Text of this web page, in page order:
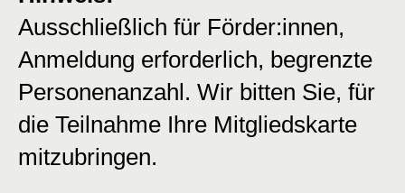
Ausschließlich für Förder:innen,
Anmeldung erforderlich, begrenzte
Personenanzahl. Wir bitten Sie, für
die Teilnahme Ihre Mitgliedskarte
mitzubringen.